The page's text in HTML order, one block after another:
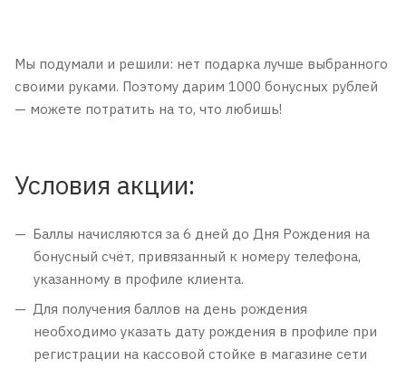
Мы подумали и решили: нет подарка лучше выбранного
своими руками. Поэтому дарим 1000 бонусных рублей
— можете потратить на то, что любишь!
Условия акции:
Баллы начисляются за 6 дней до Дня Рождения на
бонусный счёт, привязанный к номеру телефона,
указанному в профиле клиента.
Для получения баллов на день рождения
необходимо указать дату рождения в профиле при
регистрации на кассовой стойке в магазине сети